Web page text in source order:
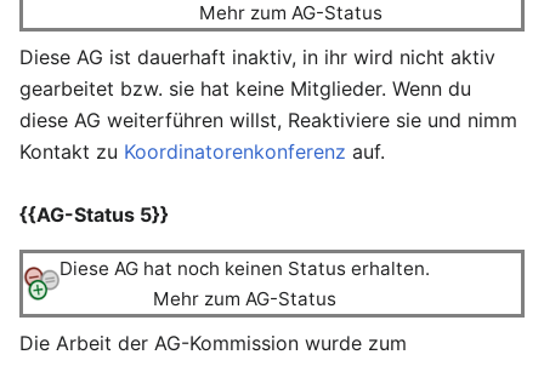
Mehr zum AG-Status
Diese AG ist dauerhaft inaktiv, in ihr wird nicht aktiv
gearbeitet bzw. sie hat keine Mitglieder. Wenn du
diese AG weiterführen willst, Reaktiviere sie und nimm
Kontakt zu Koordinatorenkonferenz auf.
{{AG-Status 5}}
Diese AG hat noch keinen Status erhalten.
Mehr zum AG-Status
Die Arbeit der AG-Kommission wurde zum